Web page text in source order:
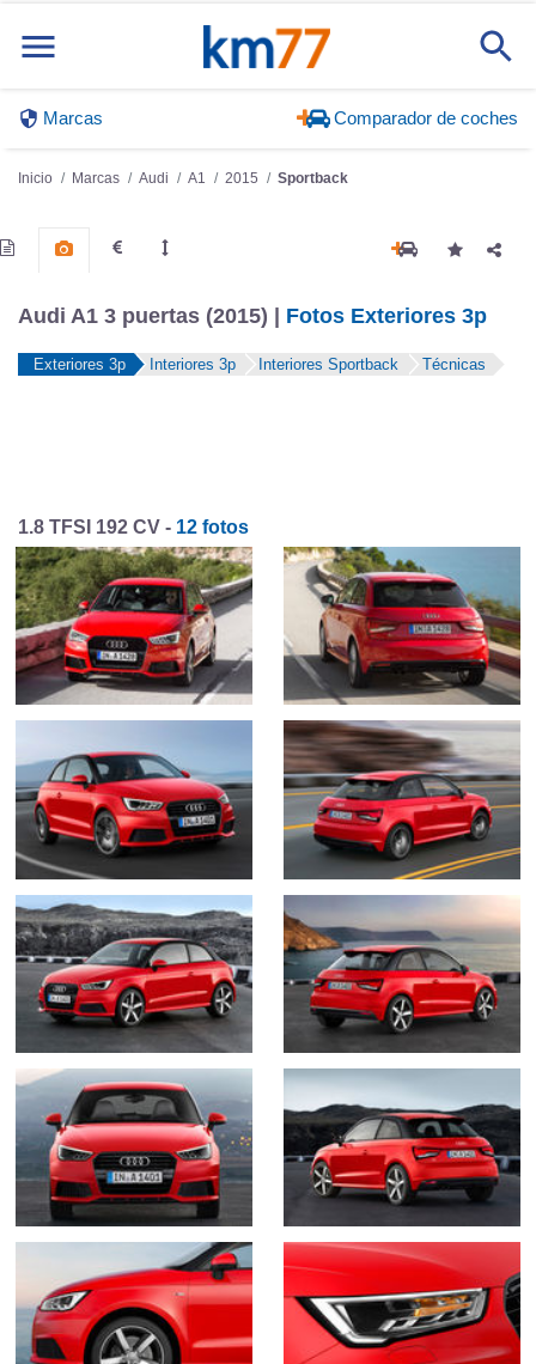
Marcas Comparador de coches
Inicio Marcas Audi A1 2015 Sportback
Audi A1 3 puertas (2015) | Fotos Exteriores 3p
Exteriores 3p Interiores 3p Interiores Sportback Técnicas
1.8 TFSI 192 CV - 12 fotos